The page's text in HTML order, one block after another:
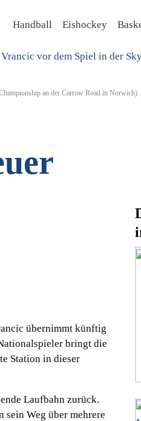
Handball Eishockey
an der Carrow Road in
übernimmt künftig
bringt die
Station in dieser
Laufbahn zurück.
sein Weg über mehrere